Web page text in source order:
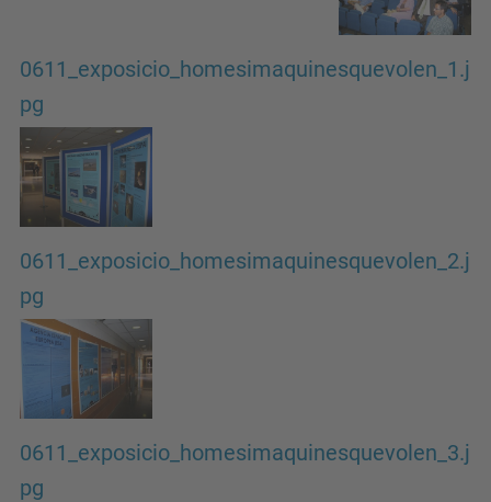
0611_exposicio_homesimaquinesquevolen_1.j
pg
0611_exposicio_homesimaquinesquevolen_2.j
pg
0611_exposicio_homesimaquinesquevolen_3.j
pg